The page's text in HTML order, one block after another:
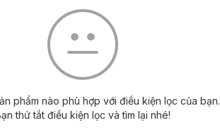
phẩm nào phù hợp với điều kiện lọc của bạn.
thử tắt điều kiện lọc và tìm lại nhé!